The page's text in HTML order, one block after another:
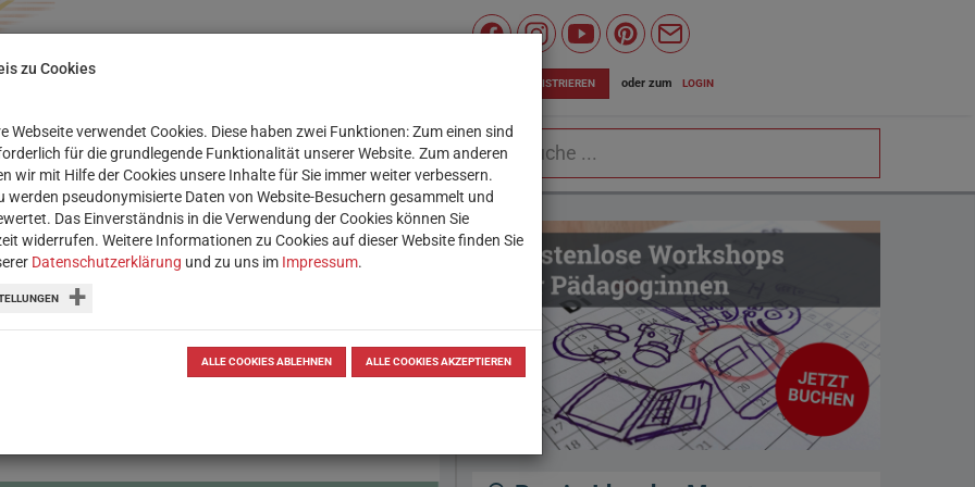
Wiener
Bildungsserver
Facebook
JETZT REGISTRIEREN oder zum LOGIN
SERVICE WORKSHOPS Suchbegriff
Projekte
herausragende MINT-
zu Cookies
Webseite verwendet Cookies. Diese haben zwei Funktionen: Zum einen sind
für die grundlegende Funktionalität unserer Website. Zum anderen
wir mit Hilfe der Cookies unsere Inhalte für Sie immer weiter verbessern.
werden pseudonymisierte Daten von Website-Besuchern gesammelt und
Das Einverständnis in die Verwendung der Cookies können Sie
widerrufen. Weitere Informationen zu Cookies auf dieser Website finden Sie
Datenschutzerklärung und zu uns im Impressum.
ALLE COOKIES ABLEHNEN ALLE COOKIES AKZEPTIEREN